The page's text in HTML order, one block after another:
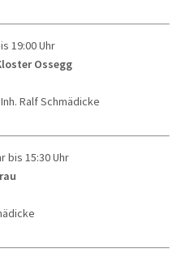
19:00 Uhr
Ossegg
Ralf Schmädicke
bis 15:30 Uhr